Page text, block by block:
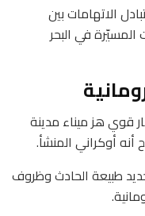
الاتهامات بين
في البحر
قوي هز ميناء مدينة
أنه أوكراني المنشأ.
طبيعة الحادث وظروف